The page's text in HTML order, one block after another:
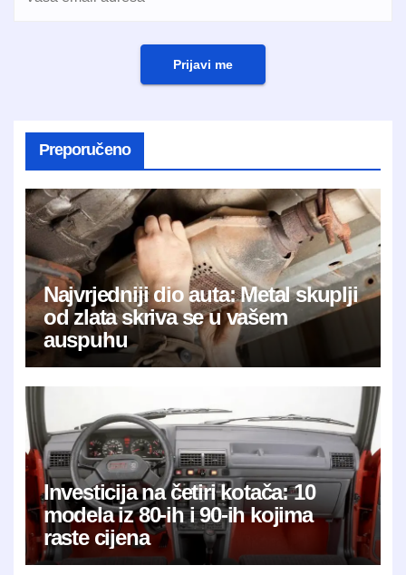
Prijavi me
Preporučeno
Najvrjedniji dio auta: Metal skuplji
od zlata skriva se u vašem
auspuhu
Investicija na četiri kotača: 10
modela iz 80-ih i 90-ih kojima
raste cijena